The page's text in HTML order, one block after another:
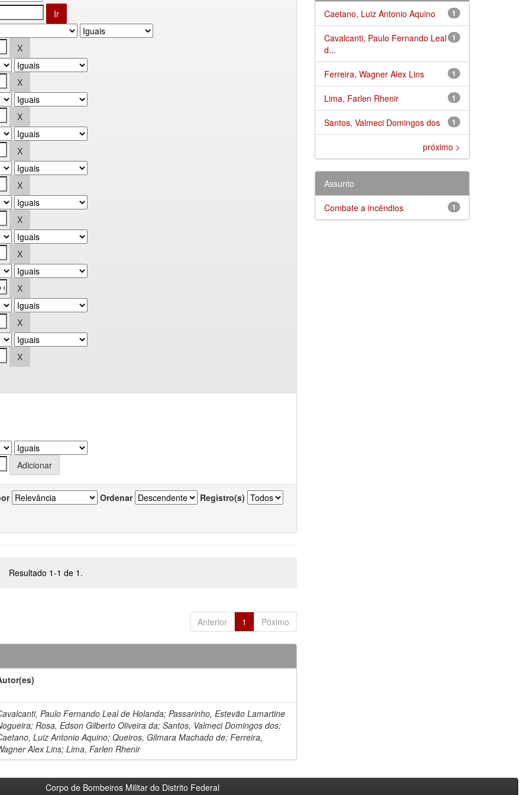
Ordenar Registro(s)
Resultado 1-1 de 1.
Anterior 1 Póximo
Paulo Fernando Leal de Holanda; Passarinho, Estevão Lamartine
Rosa, Edson Gilberto Oliveira da; Santos, Valmeci Domingos dos;
Luiz Antonio Aquino; Queiros, Gilmara Machado de; Ferreira,
Alex Lins; Lima, Farlen Rhenir
1
Caetano, Luiz Antonio Aquino
1
Cavalcanti, Paulo Fernando Leal
d...
1
Ferreira, Wagner Alex Lins
1
Lima, Farlen Rhenir
1
Santos, Valmeci Domingos dos
próximo >
Assunto
1
Combate a incêndios
Corpo de Bombeiros Militar do Distrito Federal